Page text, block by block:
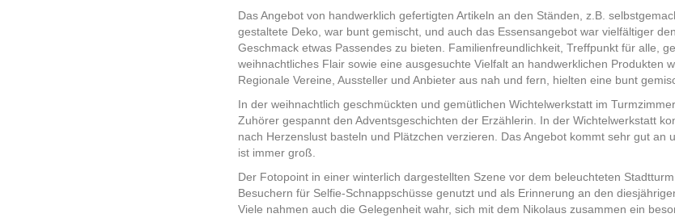
Das Angebot von handwerklich gefertigten Artikeln an den Ständen, z.B.
gestaltete Deko, war bunt gemischt, und auch das Essensangebot war vielfältiger
Geschmack etwas Passendes zu bieten. Familienfreundlichkeit, Treffpunkt für alle,
weihnachtliches Flair sowie eine ausgesuchte Vielfalt an handwerklichen Produkten
Regionale Vereine, Aussteller und Anbieter aus nah und fern, hielten eine bunt
In der weihnachtlich geschmückten und gemütlichen Wichtelwerkstatt im
Zuhörer gespannt den Adventsgeschichten der Erzählerin. In der Wichtelwerkstatt
nach Herzenslust basteln und Plätzchen verzieren. Das Angebot kommt sehr gut an
ist immer groß.
Der Fotopoint in einer winterlich dargestellten Szene vor dem beleuchteten
Besuchern für Selfie-Schnappschüsse genutzt und als Erinnerung an den
Viele nahmen auch die Gelegenheit wahr, sich mit dem Nikolaus zusammen ein